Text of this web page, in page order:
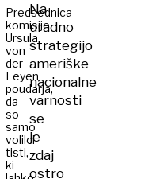
Predsednica
komisije
Ursula
von
der
Leyen
poudarja,
da
so
samo
volilci
tisti,
ki
Na
uradno
strategijo
ameriške
nacionalne
varnosti
se
je
zdaj
ostro